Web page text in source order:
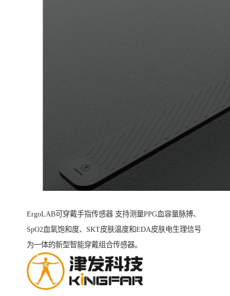
ErgoLAB可穿戴手指传感器 支持测量PPG血容量脉搏、
SpO2血氧饱和度、SKT皮肤温度和EDA皮肤电生理信号
为一体的新型智能穿戴组合传感器。